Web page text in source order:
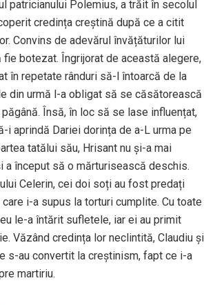
patricianului Polemius, a trăit în secolul
credința creștină după ce a citit
Convins de adevărul învățăturilor lui
botezat. Îngrijorat de această alegere,
în repetate rânduri să-l întoarcă de la
din urmă l-a obligat să se căsătorească
păgână. Însă, în loc să se lase influențat,
i aprindă Dariei dorința de a-L urma pe
tatălui său, Hrisant nu și-a mai
a început să o mărturisească deschis.
Celerin, cei doi soți au fost predați
care i-a supus la torturi cumplite. Cu toate
le-a întărit sufletele, iar ei au primit
Văzând credința lor neclintită, Claudiu și
s-au convertit la creștinism, fapt ce i-a
martiriu.